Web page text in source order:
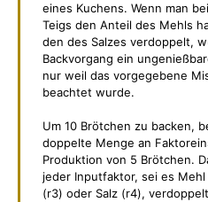
eines Kuchens. Wenn man
Teigs den Anteil des Mehls
den des Salzes verdoppelt,
Backvorgang ein
nur weil das vorgegebene
beachtet wurde.
Um 10 Brötchen zu backen,
doppelte Menge an
Produktion von 5 Brötchen.
jeder Inputfaktor, sei es
(r3) oder Salz (r4),